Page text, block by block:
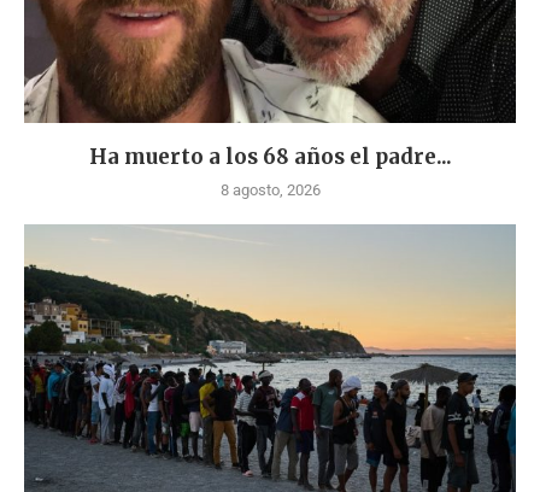
Ha muerto a los 68 años el padre...
8 agosto, 2026